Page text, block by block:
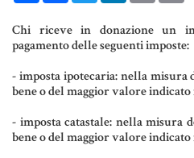
TESTAMENTO DI VITA
Donazioni, Trust,
Patrimonio
Chi riceve in donazione un
pagamento delle seguenti imposte:
- imposta ipotecaria: nella misura
bene o del maggior valore indicato
- imposta catastale: nella misura
bene o del maggior valore indicato